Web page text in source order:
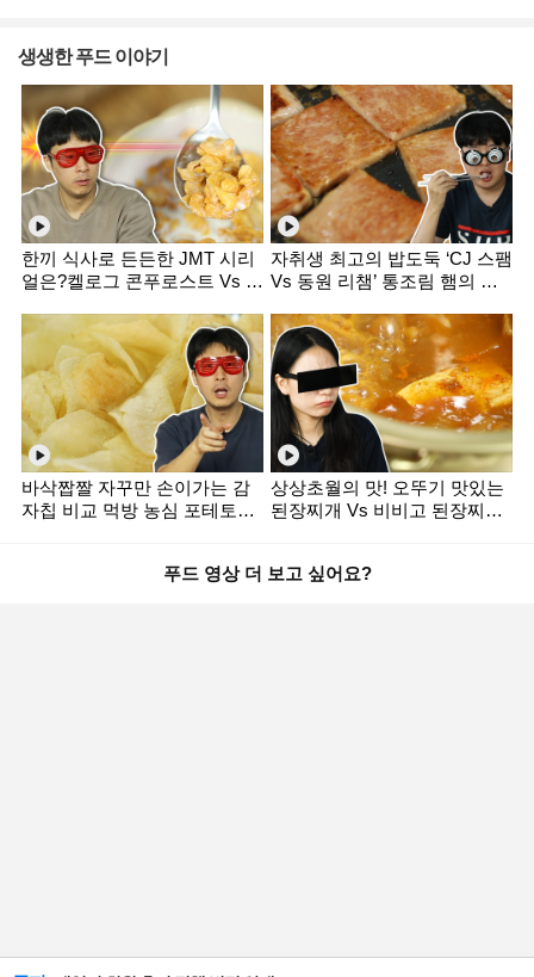
생생한 푸드 이야기
한끼 식사로 든든한 JMT 시리
얼은?켈로그 콘푸로스트 Vs 포
식평가단]
자취생 최고의 밥도둑 ‘CJ 스팸
Vs 동원 리챔’ 통조림 햄의 진
단]
바삭짭짤 자꾸만 손이가는 감
자칩 비교 먹방 농심 포테토칩
상상초월의 맛! 오뚜기 맛있는
된장찌개 Vs 비비고 된장찌개
푸드 영상 더 보고 싶어요?